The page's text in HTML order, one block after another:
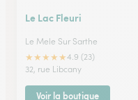
Le Lac Fleuri
Le Mele Sur Sarthe
★★★★★4.9 (23)
32, rue Libcany
Voir la boutique